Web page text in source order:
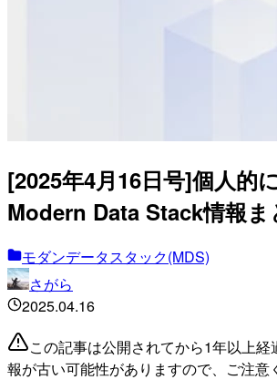
[2025年4月16日号]個人的
Modern Data Stack情報ま
モダンデータスタック(MDS)
さがら
2025.04.16
この記事は公開されてから1年以上
報が古い可能性がありますので、ご注意